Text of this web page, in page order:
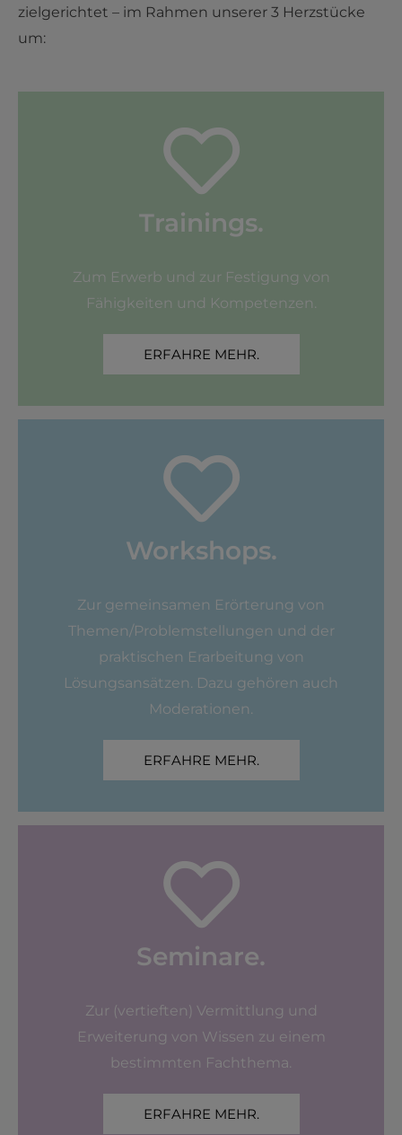
zielgerichtet – im Rahmen unserer 3 Herzstücke
um:
Trainings.
Zum Erwerb und zur Festigung von
Fähigkeiten und Kompetenzen.
ERFAHRE MEHR.
Workshops.
Zur gemeinsamen Erörterung von
Themen/Problemstellungen und der
praktischen Erarbeitung von
Lösungsansätzen. Dazu gehören auch
Moderationen.
ERFAHRE MEHR.
Seminare.
Zur (vertieften) Vermittlung und
Erweiterung von Wissen zu einem
bestimmten Fachthema.
ERFAHRE MEHR.